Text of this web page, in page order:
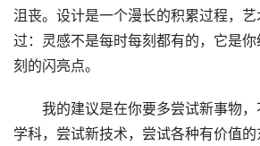
沮丧。设计是一个漫长的积累过程，
过：灵感不是每时每刻都有的，它是
刻的闪亮点。
我的建议是在你要多尝试新事物，
学科，尝试新技术，尝试各种有价值